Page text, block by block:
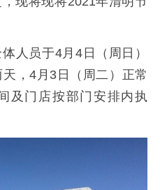
人员于4月4日（周日）
，4月3日（周二）正常
及门店按部门安排内执